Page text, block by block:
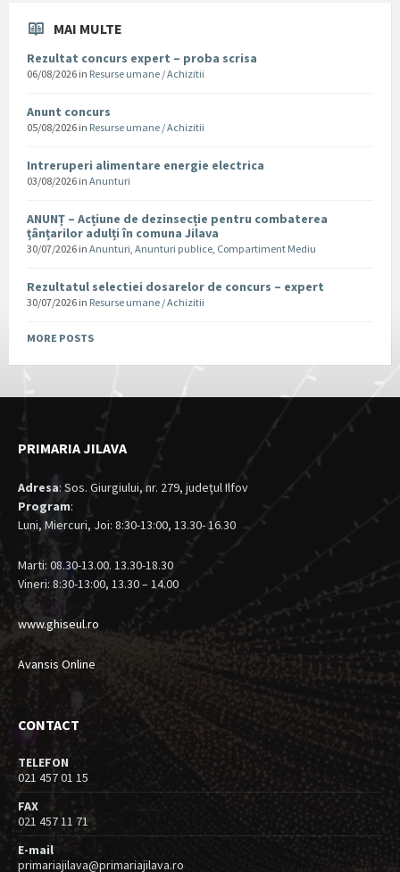
MAI MULTE
Rezultat concurs expert – proba scrisa
06/08/2026 in Resurse umane / Achizitii
Anunt concurs
05/08/2026 in Resurse umane / Achizitii
Intreruperi alimentare energie electrica
03/08/2026 in Anunturi
ANUNȚ – Acțiune de dezinsecție pentru combaterea
țânțarilor adulți în comuna Jilava
30/07/2026 in Anunturi, Anunturi publice, Compartiment Mediu
Rezultatul selectiei dosarelor de concurs – expert
30/07/2026 in Resurse umane / Achizitii
MORE POSTS
PRIMARIA JILAVA
Adresa: Sos. Giurgiului, nr. 279, judeţul Ilfov
Program:
Luni, Miercuri, Joi: 8:30-13:00, 13.30- 16.30
Marti: 08.30-13.00. 13.30-18.30
Vineri: 8:30-13:00, 13.30 – 14.00
www.ghiseul.ro
Avansis Online
CONTACT
TELEFON
021 457 01 15
FAX
021 457 11 71
E-mail
primariajilava@primariajilava.ro